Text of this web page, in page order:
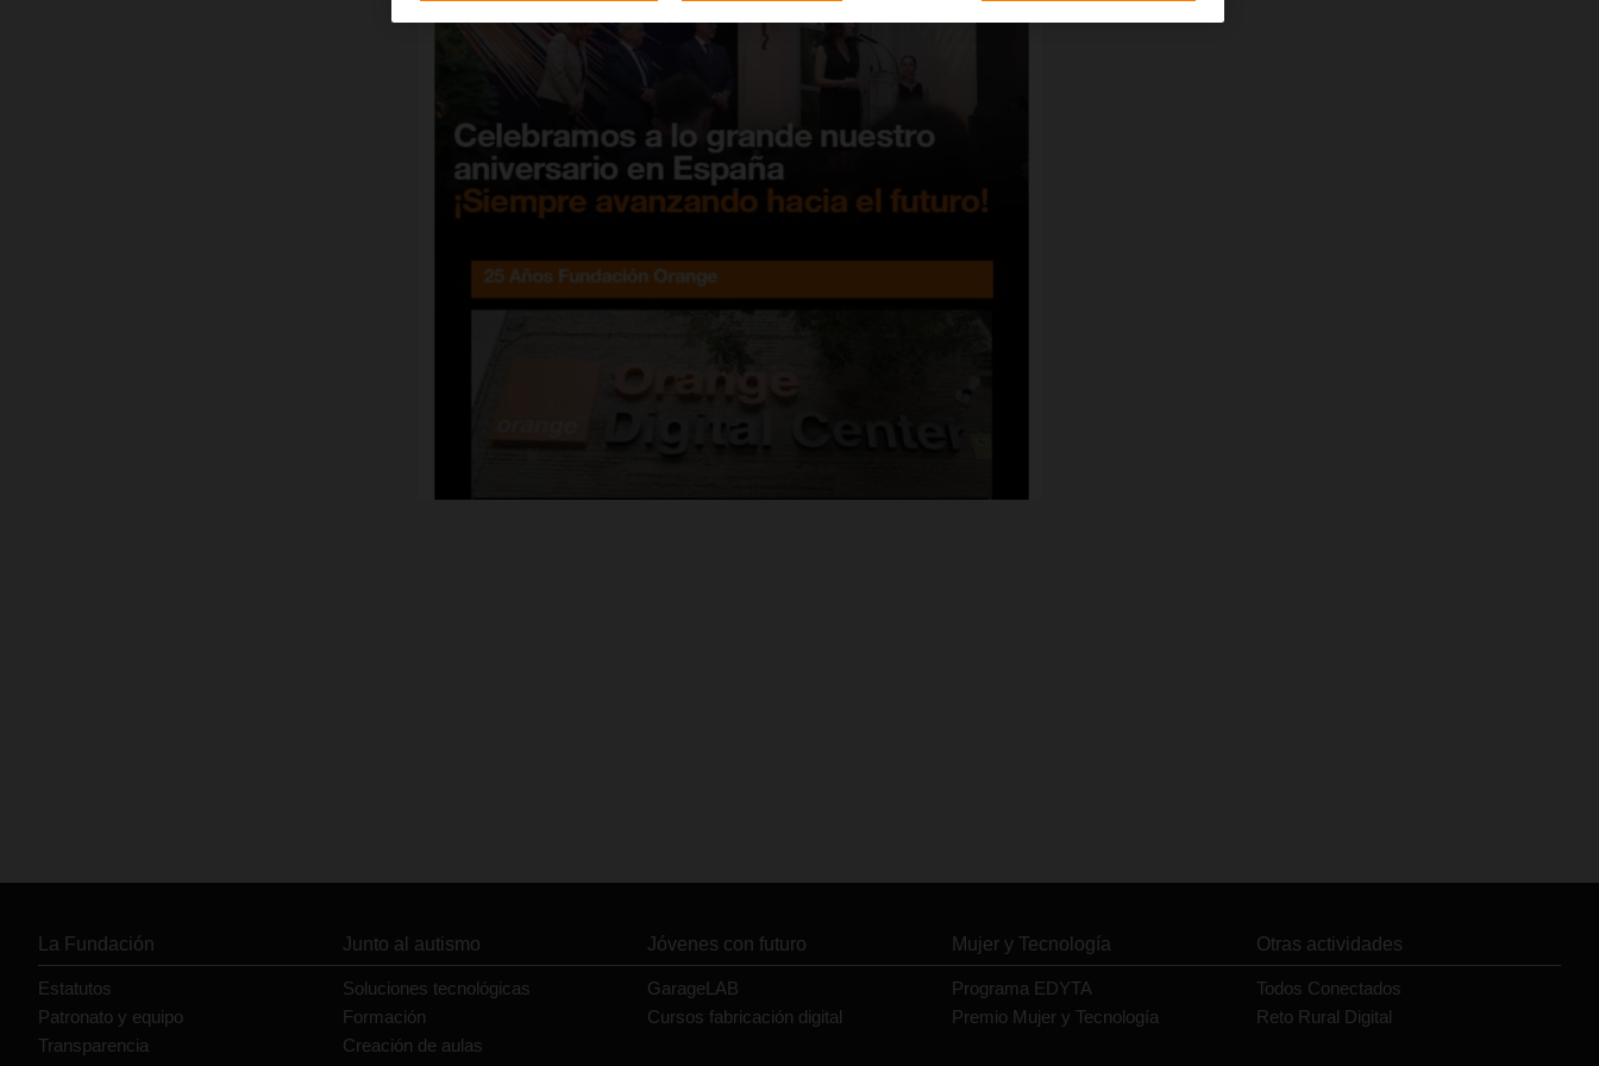
La Fundación
Estatutos
Patronato y equipo
Transparencia
Junto al autismo
Soluciones tecnológicas
Formación
Creación de aulas
Jóvenes con futuro
GarageLAB
Cursos fabricación digital
Mujer y Tecnología
Programa EDYTA
Premio Mujer y Tecnología
Otras actividades
Todos Conectados
Reto Rural Digital